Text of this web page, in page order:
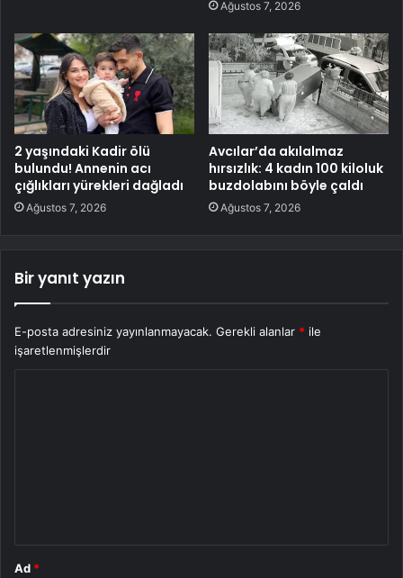
Ağustos 7, 2026
2 yaşındaki Kadir ölü
bulundu! Annenin acı
çığlıkları yürekleri dağladı
Ağustos 7, 2026
Avcılar’da akılalmaz
hırsızlık: 4 kadın 100 kiloluk
buzdolabını böyle çaldı
Ağustos 7, 2026
Bir yanıt yazın
E-posta adresiniz yayınlanmayacak. Gerekli alanlar * ile
işaretlenmişlerdir
Ad *